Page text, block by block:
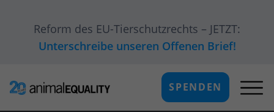
Reform des EU-Tierschutzrechts – JETZT:
Unterschreibe unseren Offenen Brief!
SPENDEN